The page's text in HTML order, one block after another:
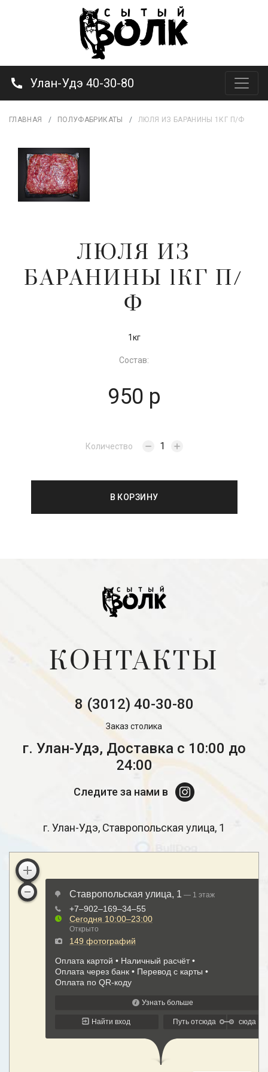
Улан-Удэ 40-30-80
ГЛАВНАЯ ПОЛУФАБРИКАТЫ ЛЮЛЯ ИЗ БАРАНИНЫ 1КГ П/Ф
ЛЮЛЯ ИЗ
БАРАНИНЫ 1КГ П/
Ф
1кг
Состав:
950 р
Количество
В КОРЗИНУ
КОНТАКТЫ
8 (3012) 40-30-80
Заказ столика
г. Улан-Удэ, Доставка с 10:00 до
24:00
Следите за нами в
г. Улан-Удэ, Ставропольская улица, 1